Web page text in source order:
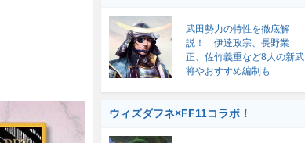
武田勢力の特性を徹底解
説！ 伊達政宗、長野業
正、佐竹義重など8人の新武
将やおすすめ編制も
ウィズダフネ×FF11コラボ！